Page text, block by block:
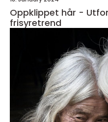
Oppklippet hår -
frisyretrend